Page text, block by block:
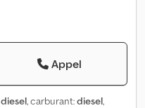
Appel
diesel, carburant:diesel,